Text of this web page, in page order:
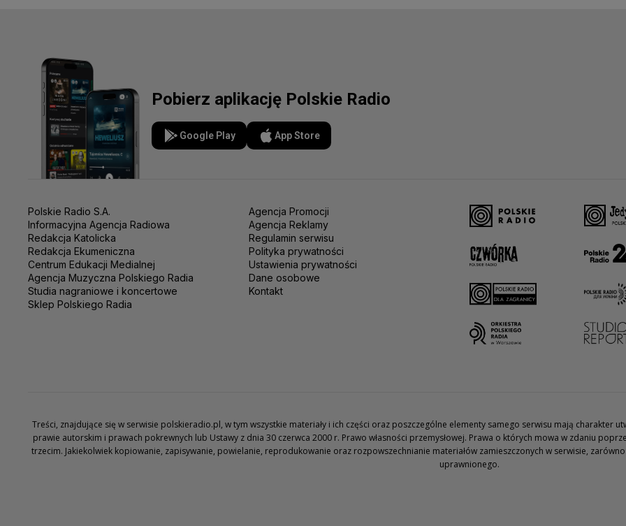
Pobierz aplikację Polskie Radio
Google Play App Store
Polskie Radio S.A.
Informacyjna Agencja Radiowa
Redakcja Katolicka
Redakcja Ekumeniczna
Centrum Edukacji Medialnej
Agencja Muzyczna Polskiego Radia
Studia nagraniowe i koncertowe
Sklep Polskiego Radia
Agencja Promocji
Agencja Reklamy
Regulamin serwisu
Polityka prywatności
Ustawienia prywatności
Dane osobowe
Kontakt
Treści, znajdujące się w serwisie polskieradio.pl, w tym wszystkie materiały i ich części oraz poszczególne elementy samego serwisu mają charakter
prawie autorskim i prawach pokrewnych lub Ustawy z dnia 30 czerwca 2000 r. Prawo własności przemysłowej. Prawa o których mowa w zdaniu
trzecim. Jakiekolwiek kopiowanie, zapisywanie, powielanie, reprodukowanie oraz rozpowszechnianie materiałów zamieszczonych w serwisie,
uprawnionego.